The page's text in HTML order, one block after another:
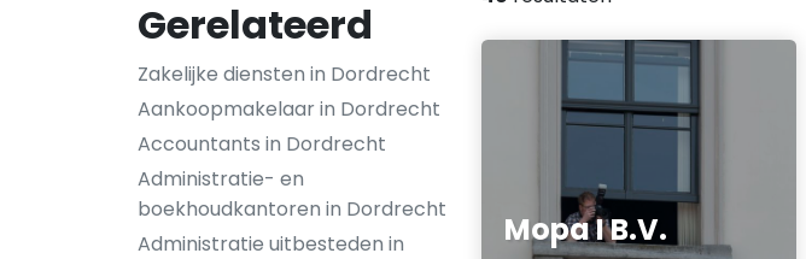
Gerelateerd
Zakelijke diensten in Dordrecht
Aankoopmakelaar in Dordrecht
Accountants in Dordrecht
Administratie- en
boekhoudkantoren in Dordrecht
Administratie uitbesteden in
Mopa I B.V.